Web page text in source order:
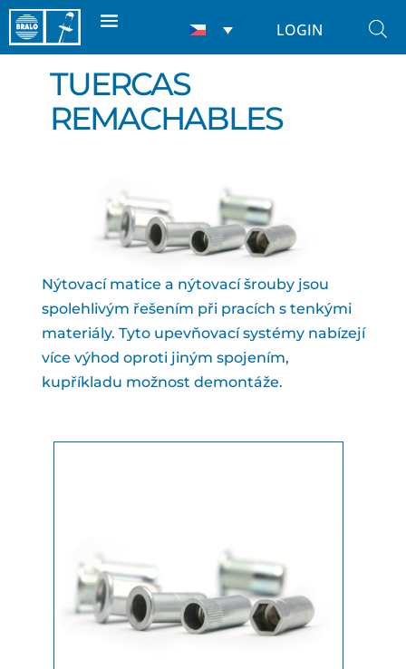
LOGIN
TUERCAS
REMACHABLES
Nýtovací matice a nýtovací šrouby jsou
spolehlivým řešením při pracích s tenkými
materiály. Tyto upevňovací systémy nabízejí
více výhod oproti jiným spojením,
kupříkladu možnost demontáže.